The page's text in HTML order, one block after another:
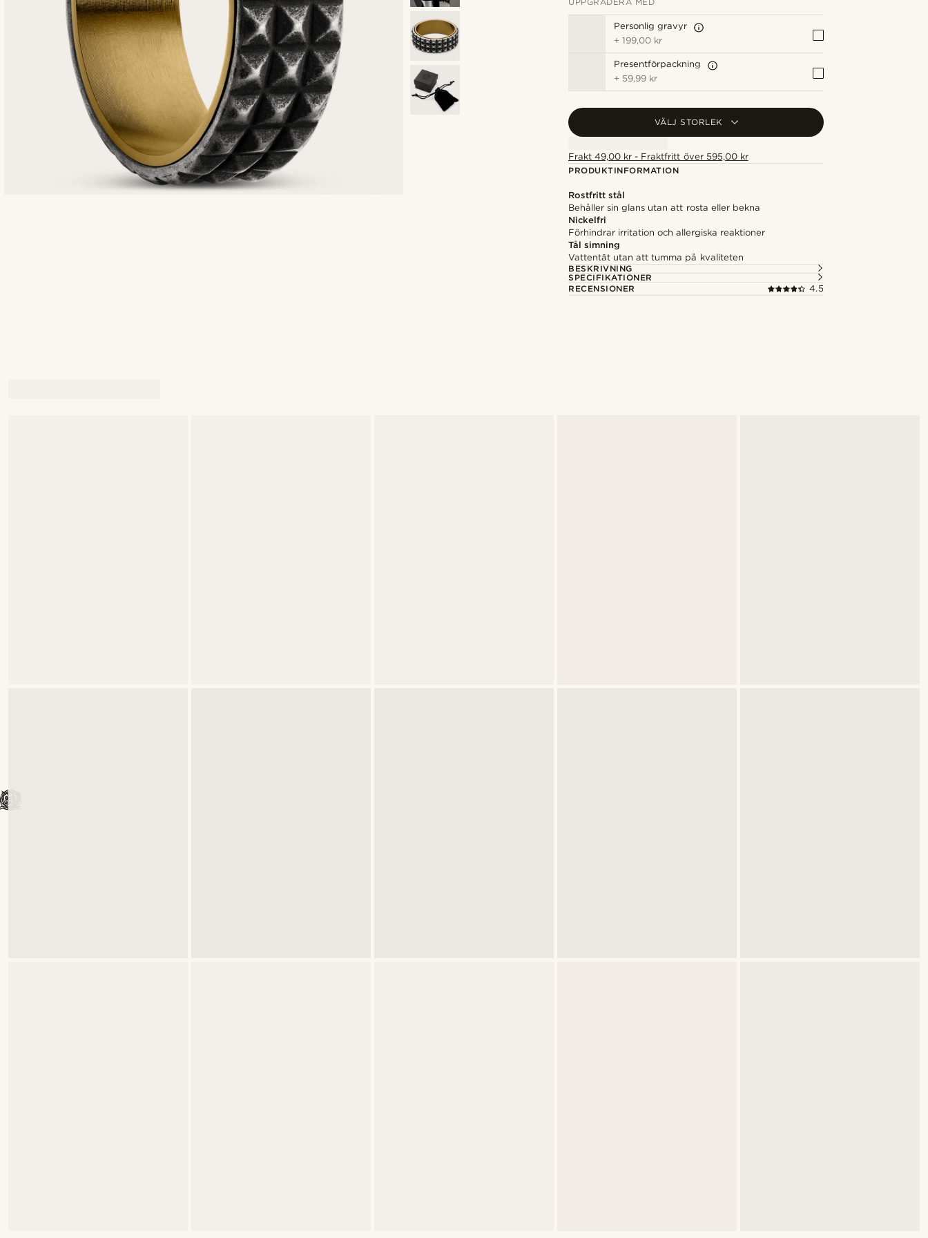
Personlig gravyr
+199,00 kr
Presentförpackning
+ 59,99 kr
VÄLJ STORLEK
Frakt 49,00 kr - Fraktfritt över 595,00 kr
PRODUKTINFORMATION
Rostfritt stål
Behåller sin glans utan att rosta eller bekna
Nickelfri
Förhindrar irritation och allergiska reaktioner
Tål simning
Vattentät utan att tumma på kvaliteten
BESKRIVNING
SPECIFIKATIONER
RECENSIONER
4.5